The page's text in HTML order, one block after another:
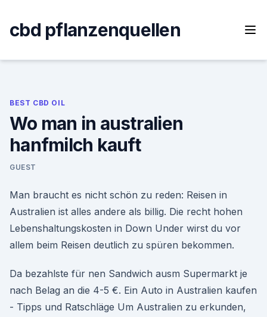
content
cbd pflanzenquellen
BEST CBD OIL
Wo man in australien
hanfmilch kauft
GUEST
Man braucht es nicht schön zu reden: Reisen in
Australien ist alles andere als billig. Die recht hohen
Lebenshaltungskosten in Down Under wirst du vor
allem beim Reisen deutlich zu spüren bekommen.
Da bezahlste für nen Sandwich ausm Supermarkt je
nach Belag an die 4-5 €. Ein Auto in Australien kaufen
- Tipps und Ratschläge Um Australien zu erkunden,